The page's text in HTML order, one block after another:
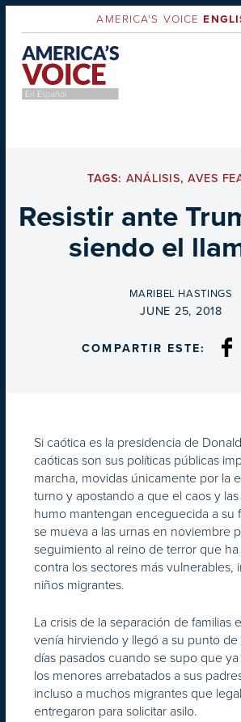
AMERICA'S VOICE
TAGS: ANÁLISIS, AVES
Resistir ante
siendo el
BY
MARIBEL HASTINGS
ON
JUNE 25, 2018
COMPARTIR ESTE:
Si caótica es la presidencia de
caóticas son sus políticas públicas
marcha, movidas únicamente por la
turno y apostando a que el caos y
humo mantengan enceguecida a su
se mueva a las urnas en noviembre
seguimiento al reino de terror que
contra los sectores más vulnerables,
niños migrantes.
La crisis de la separación de familias
venía hirviendo y llegó a su punto
días pasados cuando se supo que
los menores arrebatados a sus
incluso a muchos migrantes que
entregaron para solicitar asilo.